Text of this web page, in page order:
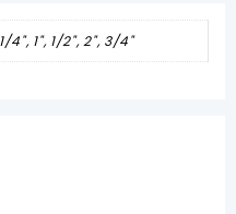
1/4", 1", 1/2", 2", 3/4"